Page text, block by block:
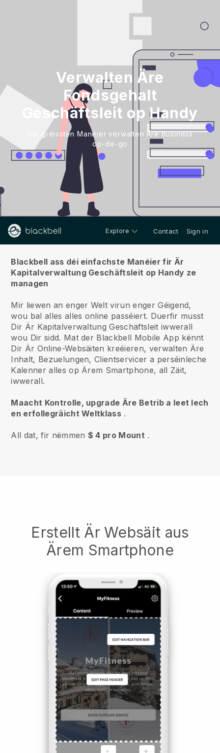
Verwalten Äre
Fondsgehalt
Geschäftsleit op Handy
Déi gréissten Manéier verwalten Äre Business
op-de-go
Explore Contact Sign in
Blackbell ass déi einfachste Manéier fir Är
Kapitalverwaltung Geschäftsleit op Handy ze
managen
Mir liewen an enger Welt virun enger Géigend,
wou bal alles alles online passéiert. Duerfir musst
Dir Är Kapitalverwaltung Geschäftsleit iwwerall
wou Dir sidd. Mat der Blackbell Mobile App kënnt
Dir Är Online-Websäiten kreéieren, verwalten Äre
Inhalt, Bezuelungen, Clientservicer a perséinleche
Kalenner alles op Ärem Smartphone, all Zäit,
iwwerall.
Maacht Kontrolle, upgrade Äre Betrib a leet Iech
en erfollegräicht Weltklass .
All dat, fir nëmmen $ 4 pro Mount .
Erstellt Är Websäit aus
Ärem Smartphone